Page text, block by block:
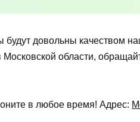
довольны качеством
Московской области,
в любое время! Адрес: